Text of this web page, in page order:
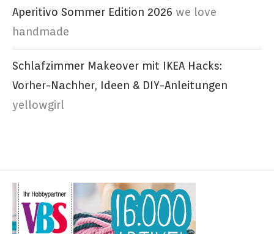
Aperitivo Sommer Edition 2026 we love
handmade
Schlafzimmer Makeover mit IKEA Hacks:
Vorher-Nachher, Ideen & DIY-Anleitungen
yellowgirl